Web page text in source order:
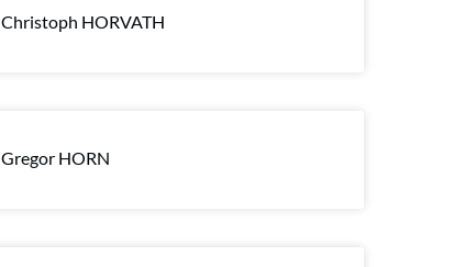
Christoph HORVATH
Gregor HORN